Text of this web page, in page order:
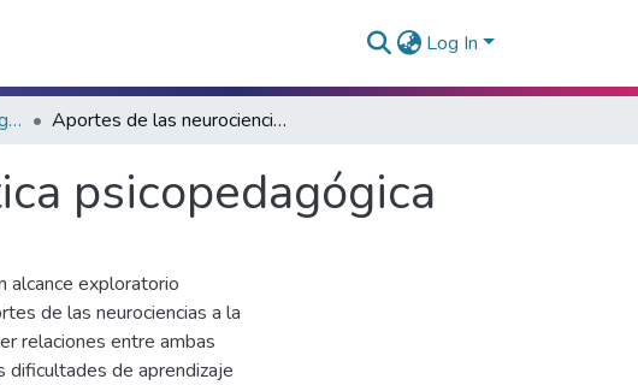
Log In
Licenciatura en Psicopedagogía Aportes de las neurociencias a la práctica psicopedagógica
psicopedagógica
alcance exploratorio
de las neurociencias a la
relaciones entre ambas
dificultades de aprendizaje